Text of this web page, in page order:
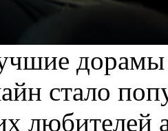
стало
любителей